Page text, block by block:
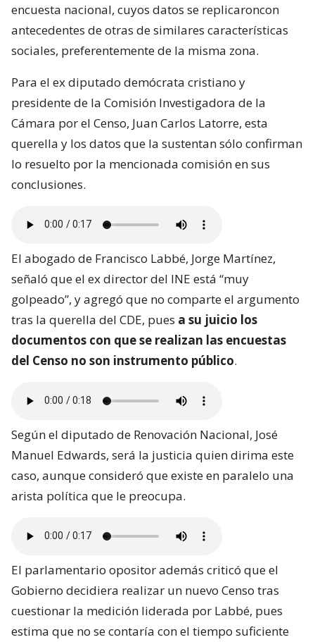
encuesta nacional, cuyos datos se replicaroncon
antecedentes de otras de similares características
sociales, preferentemente de la misma zona.
Para el ex diputado demócrata cristiano y
presidente de la Comisión Investigadora de la
Cámara por el Censo, Juan Carlos Latorre, esta
querella y los datos que la sustentan sólo confirman
lo resuelto por la mencionada comisión en sus
conclusiones.
El abogado de Francisco Labbé, Jorge Martínez,
señaló que el ex director del INE está “muy
golpeado”, y agregó que no comparte el argumento
tras la querella del CDE, pues a su juicio los
documentos con que se realizan las encuestas
del Censo no son instrumento público.
Según el diputado de Renovación Nacional, José
Manuel Edwards, será la justicia quien dirima este
caso, aunque consideró que existe en paralelo una
arista política que le preocupa.
El parlamentario opositor además criticó que el
Gobierno decidiera realizar un nuevo Censo tras
cuestionar la medición liderada por Labbé, pues
estima que no se contaría con el tiempo suficiente